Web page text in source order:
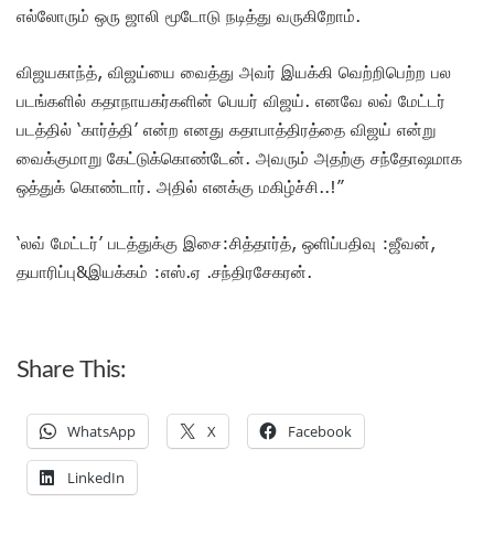
எல்லோரும் ஒரு ஜாலி மூடோடு நடித்து வருகிறோம்.
விஜயகாந்த், விஜய்யை வைத்து அவர் இயக்கி வெற்றிபெற்ற பல
படங்களில் கதாநாயகர்களின் பெயர் விஜய். எனவே லவ் மேட்டர்
படத்தில் ‘கார்த்தி’ என்ற எனது கதாபாத்திரத்தை விஜய் என்று
வைக்குமாறு கேட்டுக்கொண்டேன். அவரும் அதற்கு சந்தோஷமாக
ஒத்துக் கொண்டார். அதில் எனக்கு மகிழ்ச்சி..!”
‘லவ் மேட்டர்’ படத்துக்கு இசை:சித்தார்த், ஒளிப்பதிவு :ஜீவன்,
தயாரிப்பு&இயக்கம் :எஸ்.ஏ .சந்திரசேகரன்.
Share This:
WhatsApp X Facebook
LinkedIn